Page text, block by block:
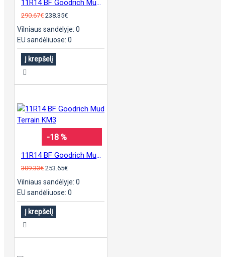
290.67€ 238.35€
Vilniaus sandėlyje: 0
EU sandėliuose: 0
Į krepšelį
-18 %
309.33€ 253.65€
Vilniaus sandėlyje: 0
EU sandėliuose: 0
Į krepšelį